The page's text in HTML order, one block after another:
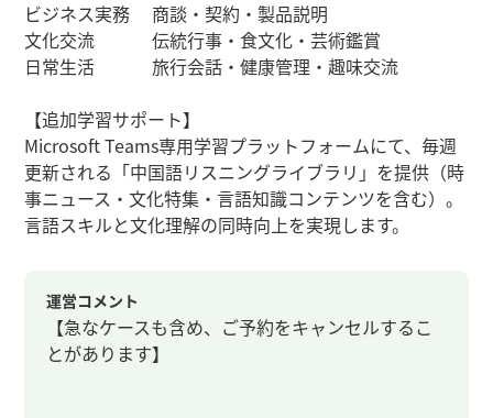
ビジネス実務 商談・契約・製品説明
文化交流 伝統行事・食文化・芸術鑑賞
日常生活 旅行会話・健康管理・趣味交流
【追加学習サポート】​
Microsoft Teams専用学習プラットフォームにて、毎週
更新される「中国語リスニングライブラリ」を提供（時
事ニュース・文化特集・言語知識コンテンツを含む）。
言語スキルと文化理解の同時向上を実現します。
運営コメント
【急なケースも含め、ご予約をキャンセルするこ
とがあります】